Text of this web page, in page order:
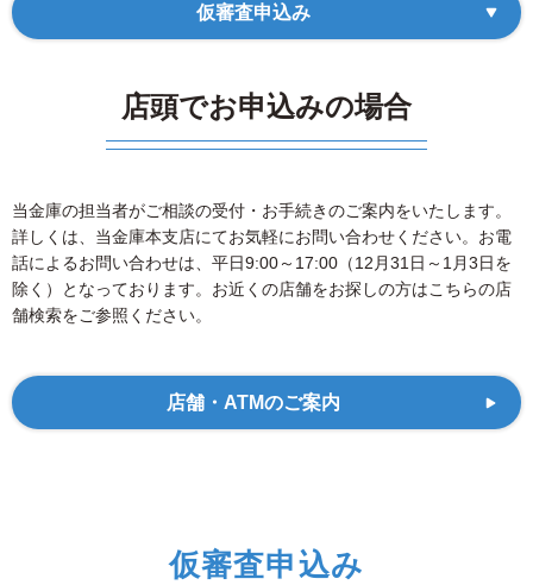
仮審査申込み
店頭でお申込みの場合
当金庫の担当者がご相談の受付・お手続きのご案内をいたします。
詳しくは、当金庫本支店にてお気軽にお問い合わせください。 お電
話によるお問い合わせは、平日9:00～17:00（12月31日～1月3日を
除く）となっております。 お近くの店舗をお探しの方はこちらの店
舗検索をご参照ください。
店舗・ATMのご案内
仮審査申込み